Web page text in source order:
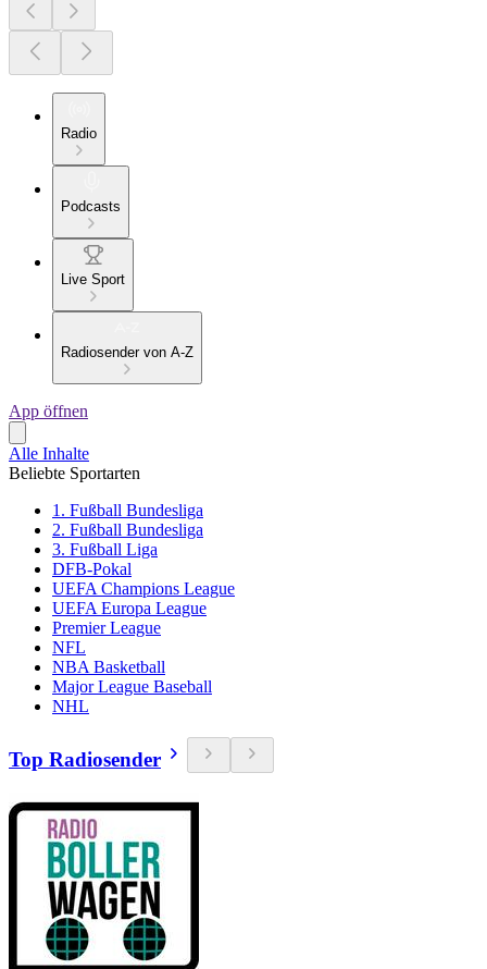
Radio
Podcasts
Live Sport
Radiosender von A-Z
App öffnen
Alle Inhalte
Beliebte Sportarten
1. Fußball Bundesliga
2. Fußball Bundesliga
3. Fußball Liga
DFB-Pokal
UEFA Champions League
UEFA Europa League
Premier League
NFL
NBA Basketball
Major League Baseball
NHL
Top Radiosender